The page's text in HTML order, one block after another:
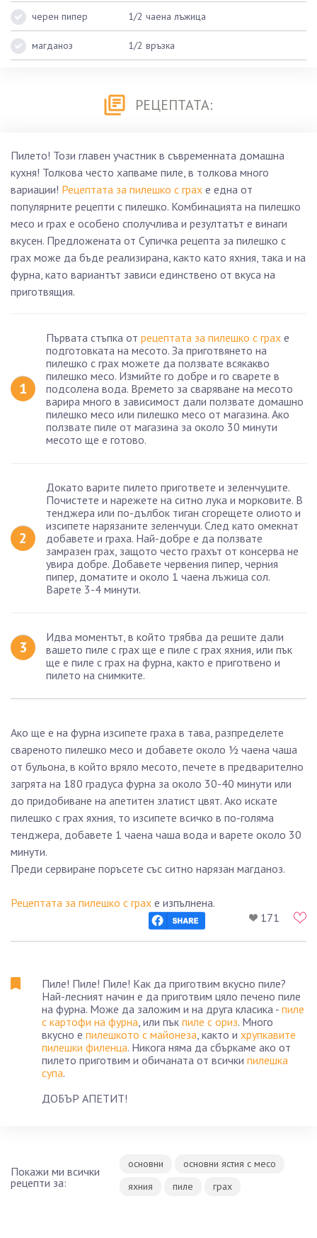
черен пипер 1/2 чаена лъжица
магданоз 1/2 връзка
РЕЦЕПТАТА:
Пилето! Този главен участник в съвременната домашна
кухня! Толкова често хапваме пиле, в толкова много
вариации! Рецептата за пилешко с грах е една от
популярните рецепти с пилешко. Комбинацията на пилешко
месо и грах е особено сполучлива и резултатът е винаги
вкусен. Предложената от Супичка рецепта за пилешко с
грах може да бъде реализирана, както като яхния, така и на
фурна, като вариантът зависи единствено от вкуса на
приготвящия.
Първата стъпка от рецептата за пилешко с грах е
подготовката на месото. За приготвянето на
пилешко с грах можете да ползвате всякакво
пилешко месо. Измийте го добре и го сварете в
подсолена вода. Времето за сваряване на месото
варира много в зависимост дали ползвате домашно
пилешко месо или пилешко месо от магазина. Ако
ползвате пиле от магазина за около 30 минути
месото ще е готово.
Докато варите пилето пригответе и зеленчуците.
Почистете и нарежете на ситно лука и морковите. В
тенджера или по-дълбок тиган сгорещете олиото и
изсипете нарязаните зеленчуци. След като омекнат
добавете и граха. Най-добре е да ползвате
замразен грах, защото често грахът от консерва не
увира добре. Добавете червения пипер, черния
пипер, доматите и около 1 чаена лъжица сол.
Варете 3-4 минути.
Идва моментът, в който трябва да решите дали
вашето пиле с грах ще е пиле с грах яхния, или пък
ще е пиле с грах на фурна, както е приготвено и
пилето на снимките.
Ако ще е на фурна изсипете граха в тава, разпределете
свареното пилешко месо и добавете около ½ чаена чаша
от бульона, в който вряло месото, печете в предварително
загрята на 180 градуса фурна за около 30-40 минути или
до придобиване на апетитен златист цвят. Ако искате
пилешко с грах яхния, то изсипете всичко в по-голяма
тенджера, добавете 1 чаена чаша вода и варете около 30
минути.
Преди сервиране поръсете със ситно нарязан магданоз.
Рецептата за пилешко с грах е изпълнена.
171
Пиле! Пиле! Пиле! Как да приготвим вкусно пиле?
Най-лесният начин е да приготвим цяло печено пиле
на фурна. Може да заложим и на друга класика - пиле
с картофи на фурна , или пък пиле с ориз. Много
вкусно е пилешкото с майонеза , както и хрупкавите
пилешки филенца. Никога няма да сбъркаме ако от
пилето приготвим и обичаната от всички пилешка
супа.
ДОБЪР АПЕТИТ!
Покажи ми всички
рецепти за:
основни
основни ястия с месо
яхния
пиле грах